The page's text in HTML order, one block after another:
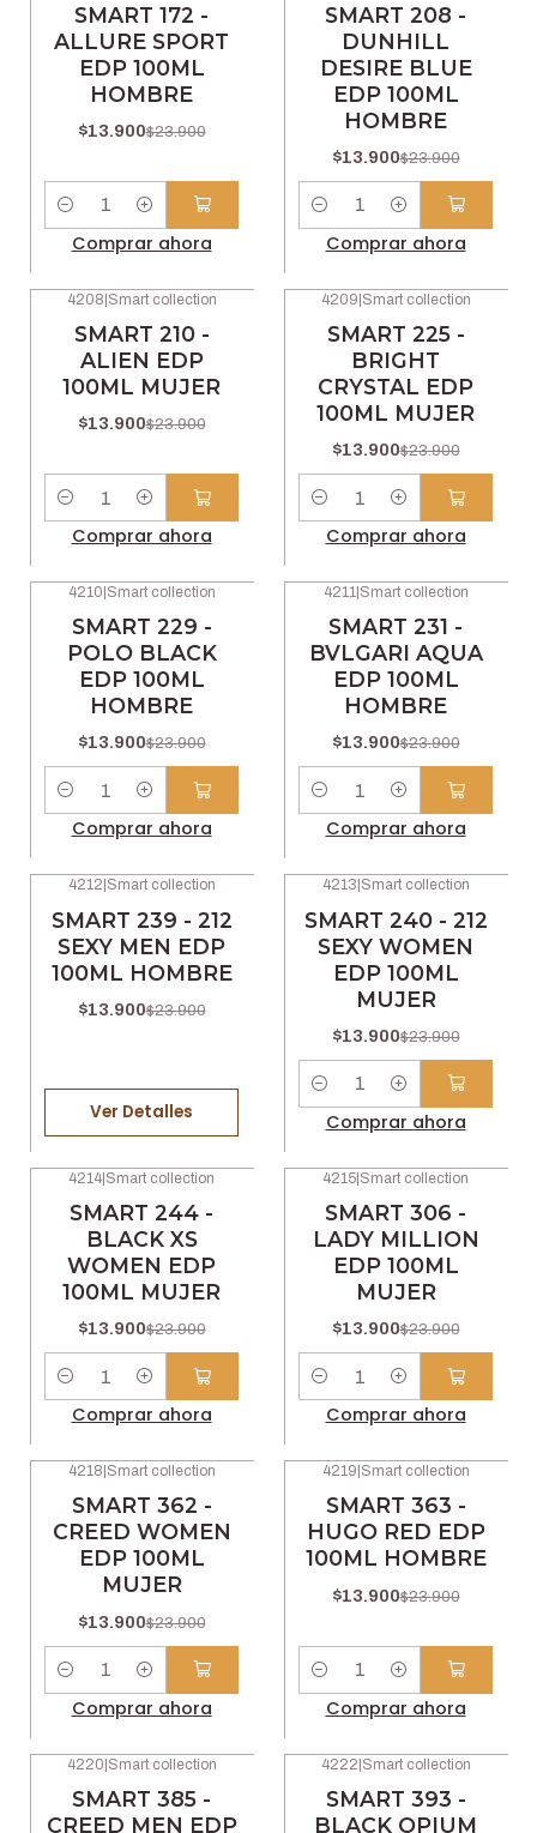
SMART 172 -
ALLURE SPORT
EDP 100ML
HOMBRE
$13.900$23.900
Cantidad
Comprar ahora
SMART 208 -
DUNHILL
DESIRE BLUE
EDP 100ML
HOMBRE
$13.900$23.900
Cantidad
Comprar ahora
4208|Smart collection
SMART 210 -
ALIEN EDP
100ML MUJER
$13.900$23.900
Cantidad
Comprar ahora
4209|Smart collection
SMART 225 -
BRIGHT
CRYSTAL EDP
100ML MUJER
$13.900$23.900
Cantidad
Comprar ahora
4210 Smart collection
SMART 229 -
POLO BLACK
EDP 100ML
HOMBRE
$13.900$23.900
Comprar ahora
4211| Smart collection
SMART 231 -
BVLGARI AQUA
EDP 100ML
HOMBRE
$13.900$23.900
Comprar ahora
No disponible
4212 Smart collection
SMART 239 - 212
SEXY MEN EDP
100ML HOMBRE
$13.900$23.900
Ver Detalles
4213 Smart collection
SMART 240 - 212
SEXY WOMEN
EDP 100ML
MUJER
$13.900$23.900
Cantidad
Comprar ahora
4214|Smart collection
SMART 244 -
BLACK XS
WOMEN EDP
100ML MUJER
$13.900$23.900
Comprar ahora
4215|Smart collection
SMART 306 -
LADY MILLION
EDP 100ML
MUJER
$13.900$23.900
Comprar ahora
4218 Smart collection
SMART 362 -
CREED WOMEN
EDP 100ML
MUJER
$13.900$23.900
Cantidad
Comprar ahora
4219 Smart collection
SMART 363 -
HUGO RED EDP
100ML HOMBRE
$13.900$23.900
Cantidad
Comprar ahora
4220|Smart collection
SMART 385 -
CREED MEN EDP
4222|Smart collection
SMART 393 -
BLACK OPIUM